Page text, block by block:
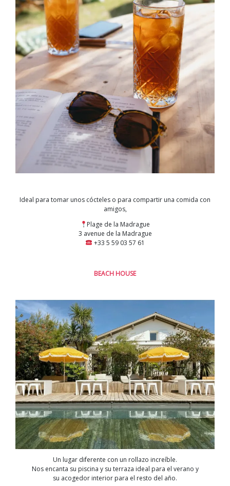
Ideal para tomar unos cócteles o para compartir una comida con
amigos,
Plage de la Madrague
3 avenue de la Madrague
+33 5 59 03 57 61
BEACH HOUSE
Un lugar diferente con un rollazo increíble.
Nos encanta su piscina y su terraza ideal para el verano y
su acogedor interior para el resto del año.